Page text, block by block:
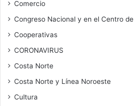
Comercio
Congreso Nacional y en el Centro
Cooperativas
CORONAVIRUS
Costa Norte
Costa Norte y Línea Noroeste
Cultura